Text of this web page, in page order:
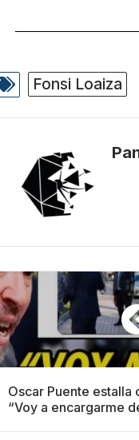
Fonsi Loaiza
Oscar Puente estalla
“Voy a encargarme